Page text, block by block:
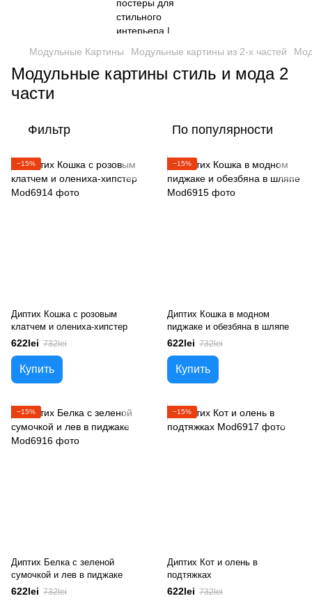
Модульные Картины Модульные картины из 2-х частей
Модульные картины стиль и мода 2
части
Фильтр По популярности
−15%
Диптих Кошка с розовым
клатчем и олениха-хипстер
622lei 732lei
Купить
−15%
Диптих Кошка в модном
пиджаке и обезбяна в шляпе
622lei 732lei
Купить
−15%
Диптих Белка с зеленой
сумочкой и лев в пиджаке
622lei 732lei
−15%
Диптих Кот и олень в
подтяжках
622lei 732lei